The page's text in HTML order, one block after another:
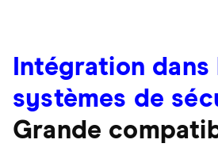
Intégration dans
systèmes de
Grande